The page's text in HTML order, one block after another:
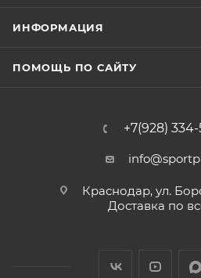
ИНФОРМАЦИЯ
ПОМОЩЬ ПО САЙТУ
+7(928)
Краснодар, ул.
Доставка по